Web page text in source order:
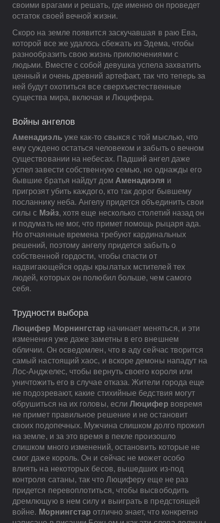
своими врагами и решать, где именно он проведет
остаток своей вечной жизни.
Скоро на земле появится заскучавшая в раю Ева,
которой все же удалось сбежать из Эдема, чтобы
разнообразить свою жизнь приключениями с
людьми. Вместе с собой девушка успела захватить
ценный и очень древний артефакт, так что теперь за
ней будут охотиться все сверхъестественные
существа мира, включая и Люцифера.
Войны ангелов
Аменадиэль уже как-то свыкся с той мыслью, что
ему суждено остаться человеком и забыть о вечном
существовании на небесах. Падший ангел даже
успел завести собственную семью, но однажды его
бывшие братья найдут дом Аменадиэля и
пригрозят убить каждого, кто так дорог бывшему
посланнику неба. Ангелу придется объединить свои
силы с Мэйз, хотя еще несколько столетий назад он
и подумать не мог, что примет помощь рыцаря ада.
Но отчаянные времена требуют кардинальных
решений, поэтому ангелу придется забыть о
собственной гордости, чтобы спасти от
надвигающейся орды крылатых мстителей тех
людей, которых он полюбил больше, чем самого
себя.
Трудности выбора
Люцифер Морнингстар начинает меняться, и эти
изменения уже даже заметны в его внешнем
обличии. Он осведомлен, что в аду сейчас творится
самый настоящий хаос, и вскоре демоны нападут на
Лос-Анджелес, чтобы вернуть своего короля или
уничтожить его в случае отказа. Жители города еще
не подозревают, какие стихийные бедствия могут
обрушиться на их головы, еслиЛюцифер вовремя
не примет правильное решение и не остановит
своих подопечных. Мужчина слишком долго прожил
на земле, и за это время в пекле произошло
слишком много изменений, остановить которые не
смог даже король. Он и сейчас не может особо
влиять на некоторых бесов, вышедших из-под
контроля сатаны, так что Люциферу еще не раз
придется перевоплотиться, чтобы высвободить
дремлющую в нем силу и выиграть в предстоящей
войне. Морнингстар отлично знает, что конкретно